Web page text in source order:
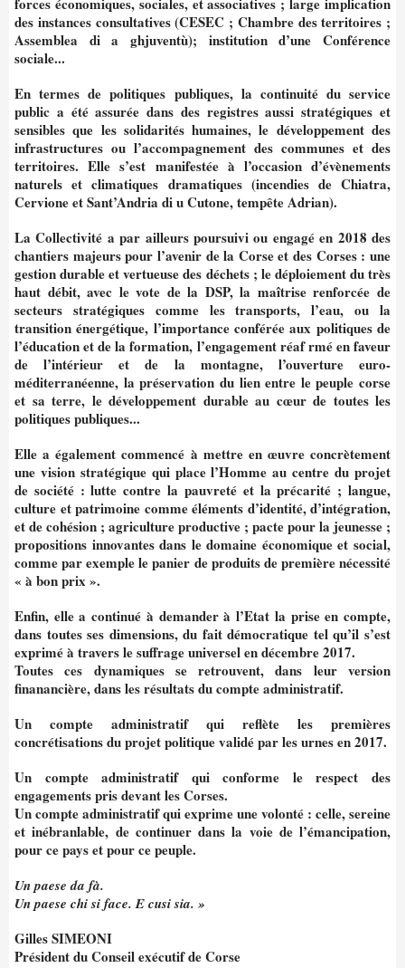
des instances consultatives (CESEC ; Chambre des territoires ;
Assemblea di a ghjuventù); institution d’une Conférence
sociale...
En termes de politiques publiques, la continuité du service
public a été assurée dans des registres aussi stratégiques et
sensibles que les solidarités humaines, le développement des
infrastructures ou l’accompagnement des communes et des
territoires. Elle s’est manifestée à l’occasion d’évènements
naturels et climatiques dramatiques (incendies de Chiatra,
Cervione et Sant’Andria di u Cutone, tempête Adrian).
La Collectivité a par ailleurs poursuivi ou engagé en 2018 des
chantiers majeurs pour l’avenir de la Corse et des Corses : une
gestion durable et vertueuse des déchets ; le déploiement du très
haut débit, avec le vote de la DSP, la maîtrise renforcée de
secteurs stratégiques comme les transports, l’eau, ou la
transition énergétique, l’importance conférée aux politiques de
l’éducation et de la formation, l’engagementréaf rmé en faveur
de l’intérieur et de la montagne, l’ouverture euro-
méditerranéenne, la préservation du lien entre le peuple corse
et sa terre, le développement durable au cœur de toutes les
politiques publiques...
Elle a également commencé à mettre en œuvre concrètement
une vision stratégique qui place l’Homme au centre du projet
de société : lutte contre la pauvreté et la précarité ; langue,
culture et patrimoine comme éléments d’identité, d’intégration,
et de cohésion ; agriculture productive ; pacte pour la jeunesse ;
propositions innovantes dans le domaine économique et social,
comme par exemple le panier de produits de première nécessité
« à bon prix ».
Enfin, elle a continué à demander à l’Etat la priseen compte,
dans toutes ses dimensions, du fait démocratique tel qu’il s’est
exprimé à travers le suffrage universel en décembre 2017.
Toutes ces dynamiques se retrouvent, dans leur version
finanancière, dans les résultats du compteadministratif.
Un compte administratif qui reflète les premières
concrétisations du projet politique validé par les urnes en 2017.
Un compte administratif qui conforme le respect des
engagements pris devant les Corses.
Un compte administratif qui exprime une volonté : celle, sereine
et inébranlable, de continuer dans la voie de l’émancipation,
pour ce pays et pour ce peuple.
Un paese da fà.
Un paese chi si face. E cusi sia. »
Gilles SIMEONI
Président du Conseil exécutif de Corse